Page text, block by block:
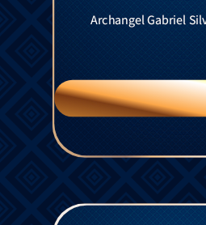
Archangel Gabriel